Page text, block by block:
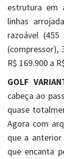
estrutura em
linhas
razoável
(compressor),
R$ 169.900 a
GOLF
cabeça ao
quase
Agora com
que a
que encanta